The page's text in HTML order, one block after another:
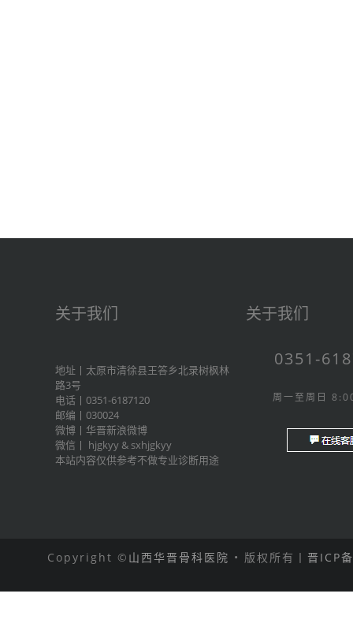
关于我们
地址丨太原市清徐县王答乡北录树枫林
路3号
电话丨0351-6187120
邮编丨030024
微博丨 华晋新浪微博
微信丨 hjgkyy & sxhjgkyy
本站内容仅供参考不做专业诊断用途
关于我们
0351-
周一至周日
Copyright © 山西华晋骨科医院 • 版权所有丨 晋ICP